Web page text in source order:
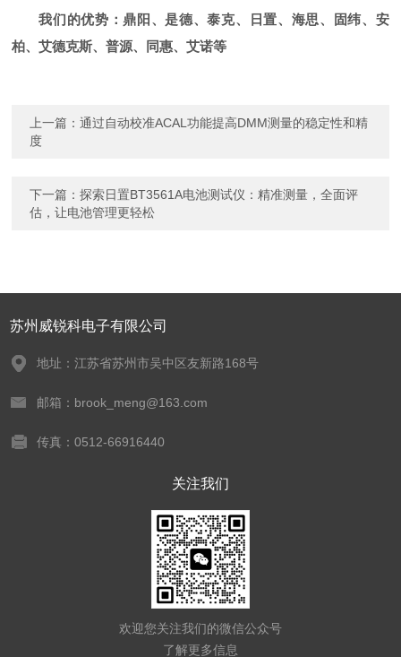
我们的优势：鼎阳、是德、泰克、日置、海思、固纬、安
柏、艾德克斯、普源、同惠、艾诺等
上一篇：通过自动校准ACAL功能提高DMM测量的稳定性和精
度
下一篇：探索日置BT3561A电池测试仪：精准测量，全面评
估，让电池管理更轻松
苏州威锐科电子有限公司
地址：江苏省苏州市吴中区友新路168号
邮箱：brook_meng@163.com
传真：0512-66916440
关注我们
欢迎您关注我们的微信公众号
了解更多信息